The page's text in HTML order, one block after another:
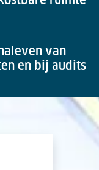
van
en bij audits